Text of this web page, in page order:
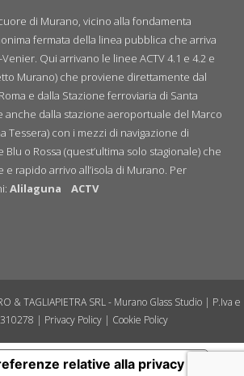
di Murano, vicino alla fondamenta
fermata della linea pubblica che arriva
Qui arrivano le linee ACTV 4.1 e 4.2 e
Murano) che proviene direttamente dal
e dalla Stazione ferroviaria di Santa
anche dalla stazione aeroportuale del Marco
Tessera) con i mezzi di navigazione di
o Rossa (quest’ultima solo stagionale) che
rapido arrivo all’isola di Murano. Per
Alilaguna ACTV
& TAGLIAPIETRA SRL - Murano Glass Studio | P.Iva e
| Privacy Policy | Cookie Policy
relative alla privacy